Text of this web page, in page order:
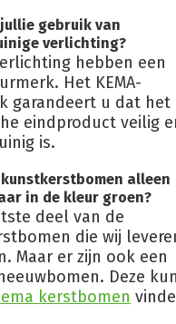
gebruik van
verlichting?
hebben een
Het KEMA-
garandeert u dat het
eindproduct veilig
is.
kunstkerstbomen alleen
in de kleur groen?
deel van de
die wij
Maar er zijn ook een
Deze
kerstbomen